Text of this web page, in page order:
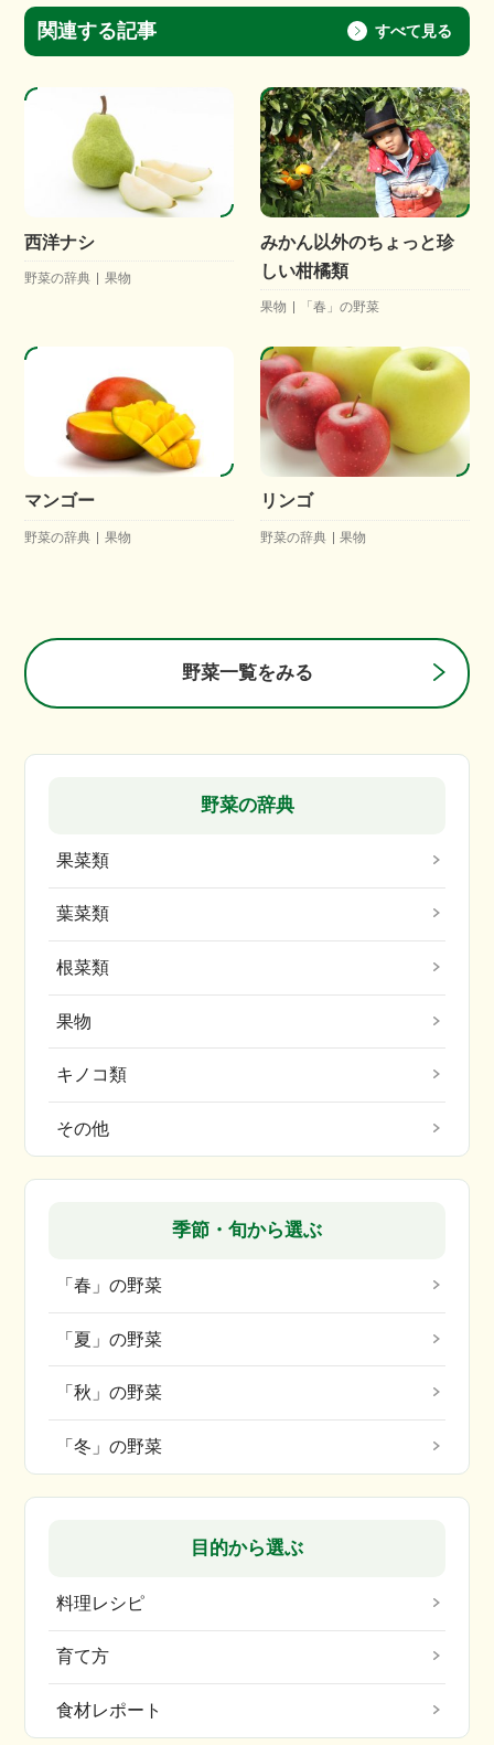
関連する記事 すべて見る
西洋ナシ
野菜の辞典 果物
みかん以外のちょっと珍
しい柑橘類
果物 「春」の野菜
マンゴー
野菜の辞典 果物
リンゴ
野菜の辞典 果物
野菜一覧をみる
野菜の辞典
果菜類
葉菜類
根菜類
果物
キノコ類
その他
季節・旬から選ぶ
「春」の野菜
「夏」の野菜
「秋」の野菜
「冬」の野菜
目的から選ぶ
料理レシピ
育て方
食材レポート